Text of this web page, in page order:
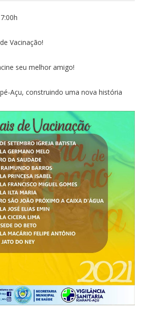
Vacinação!
seu melhor amigo!
Açu, construindo uma nova história